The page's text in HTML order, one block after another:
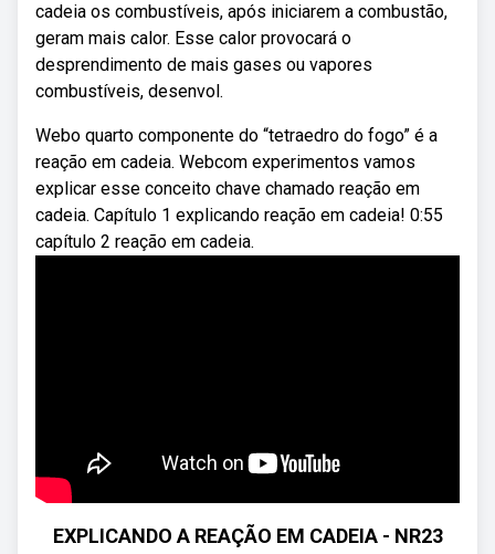
cadeia os combustíveis, após iniciarem a combustão,
geram mais calor. Esse calor provocará o
desprendimento de mais gases ou vapores
combustíveis, desenvol.
Webo quarto componente do “tetraedro do fogo” é a
reação em cadeia. Webcom experimentos vamos
explicar esse conceito chave chamado reação em
cadeia. Capítulo 1 explicando reação em cadeia! 0:55
capítulo 2 reação em cadeia.
EXPLICANDO A REAÇÃO EM CADEIA - NR23